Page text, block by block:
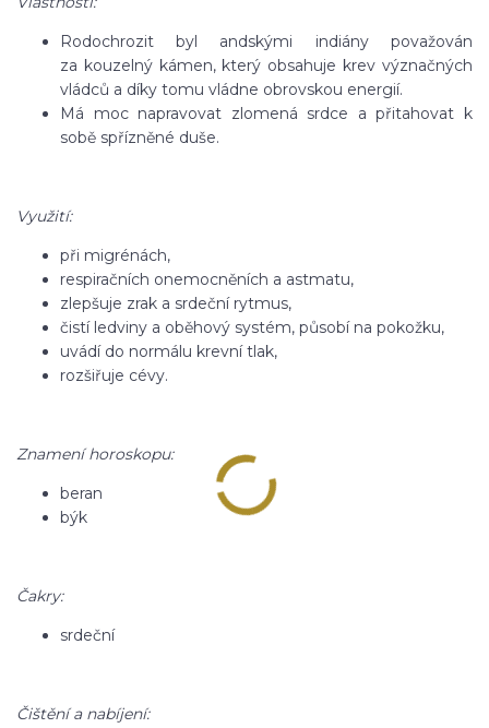
Rodochrozit byl andskými indiány považován
za kouzelný kámen, který obsahuje krev význačných
vládců a díky tomu vládne obrovskou energií.
Má moc napravovat zlomená srdce a přitahovat k
sobě spřízněné duše.
Využití:
při migrénách,
respiračních onemocněních a astmatu,
zlepšuje zrak a srdeční rytmus,
čistí ledviny a oběhový systém, působí na pokožku,
uvádí do normálu krevní tlak,
rozšiřuje cévy.
Znamení horoskopu:
beran
býk
Čakry:
srdeční
Čištění a nabíjení: